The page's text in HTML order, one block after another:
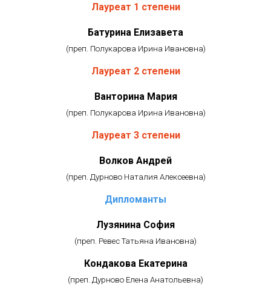
Лауреат 1 степени
Батурина Елизавета
(преп. Полукарова Ирина Ивановна)
Лауреат 2 степени
Ванторина Мария
(преп. Полукарова Ирина Ивановна)
Лауреат 3 степени
Волков Андрей
(преп. Дурново Наталия Алексеевна)
Дипломанты
Лузянина София
(преп. Ревес Татьяна Ивановна)
Кондакова Екатерина
(преп. Дурново Елена Анатольевна)